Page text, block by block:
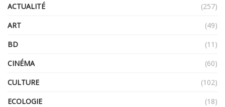
ACTUALITÉ
(257)
ART
(49)
BD
(11)
CINÉMA
(60)
CULTURE
(102)
ECOLOGIE
(18)